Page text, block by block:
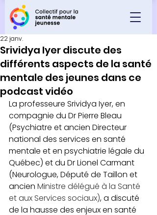
Srividya Iyer discute des
différents aspects de la santé
mentale des jeunes dans ce
podcast vidéo
22 janv.
La professeure Srividya Iyer, en
compagnie du Dr Pierre Bleau
(Psychiatre et ancien Directeur
national des services en santé
mentale et en psychiatrie légale du
Québec) et du Dr Lionel Carmant
(Neurologue, Député de Taillon et
ancien Ministre délégué à la Santé
et aux Services sociaux), a discuté
de la hausse des enjeux en santé